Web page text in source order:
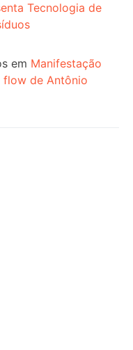
Tecnologia de
em Manifestação
de Antônio